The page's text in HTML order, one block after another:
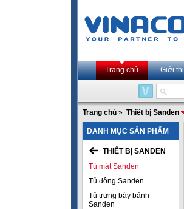
Trang chủ Giới
Trang chủ » Thiết bị Sanden
DANH MỤC SẢN PHẨM
THIẾT BỊ SANDEN
Tủ mát Sanden
Tủ đông Sanden
Tủ trưng bày bánh
Sanden